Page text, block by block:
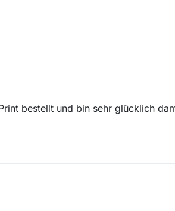
bestellt und bin sehr glücklich